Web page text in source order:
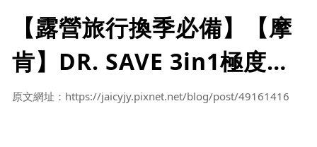
每次到了換季的時候衣服的收納總是令人頭痛，更別說體積更
大的
【露營旅行換季必備】【摩
肯】DR. SAVE 3in1極度快
速迷你充抽氣機 ，出國旅遊
原文網址：https://jaicyjy.pixnet.net/blog/post/49161416